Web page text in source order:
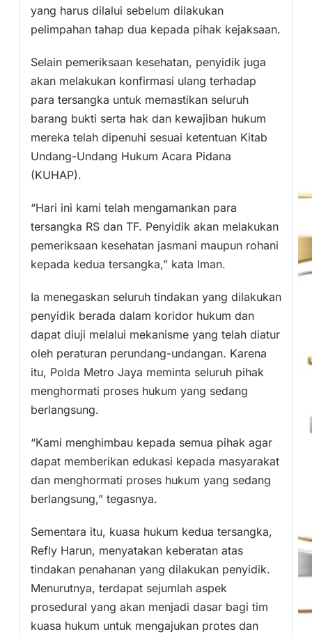
yang harus dilalui sebelum dilakukan
pelimpahan tahap dua kepada pihak kejaksaan.
Selain pemeriksaan kesehatan, penyidik juga
akan melakukan konfirmasi ulang terhadap
para tersangka untuk memastikan seluruh
barang bukti serta hak dan kewajiban hukum
mereka telah dipenuhi sesuai ketentuan Kitab
Undang-Undang Hukum Acara Pidana
(KUHAP).
“Hari ini kami telah mengamankan para
tersangka RS dan TF. Penyidik akan melakukan
pemeriksaan kesehatan jasmani maupun rohani
kepada kedua tersangka,” kata Iman.
Ia menegaskan seluruh tindakan yang dilakukan
penyidik berada dalam koridor hukum dan
dapat diuji melalui mekanisme yang telah diatur
oleh peraturan perundang-undangan. Karena
itu, Polda Metro Jaya meminta seluruh pihak
menghormati proses hukum yang sedang
berlangsung.
“Kami menghimbau kepada semua pihak agar
dapat memberikan edukasi kepada masyarakat
dan menghormati proses hukum yang sedang
berlangsung,” tegasnya.
Sementara itu, kuasa hukum kedua tersangka,
Refly Harun, menyatakan keberatan atas
tindakan penahanan yang dilakukan penyidik.
Menurutnya, terdapat sejumlah aspek
prosedural yang akan menjadi dasar bagi tim
kuasa hukum untuk mengajukan protes dan